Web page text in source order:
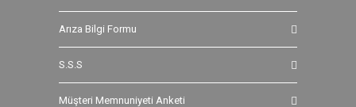
Arıza Bilgi Formu
S.S.S
Müşteri Memnuniyeti Anketi